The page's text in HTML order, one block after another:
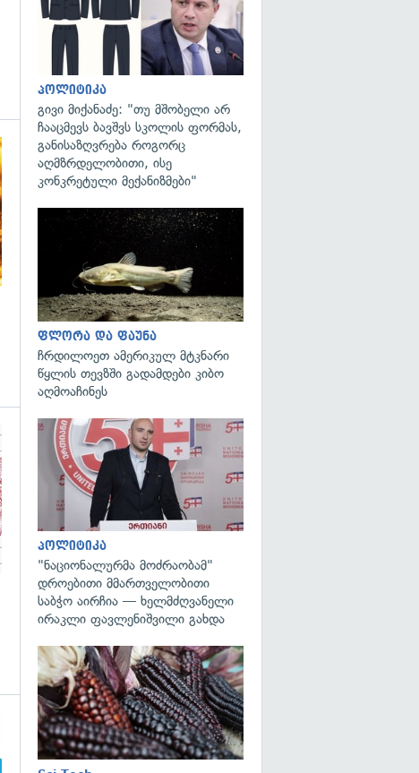
გადახედვა
პოლიტიკა
გივი მიქანაძე: "თუ მშობელი არ
ჩააცმევს ბავშვს სკოლის ფორმას,
განისაზღვრება როგორც
აღმზრდელობითი, ისე
კონკრეტული მექანიზმები"
ფლორა და ფაუნა
ჩრდილოეთ ამერიკულ მტკნარი
წყლის თევზში გადამდები კიბო
აღმოაჩინეს
პოლიტიკა
"ნაციონალურმა მოძრაობამ"
დროებითი მმართველობითი
საბჭო აირჩია — ხელმძღვანელი
ირაკლი ფავლენიშვილი გახდა